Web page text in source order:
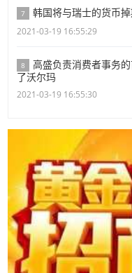
7 韩国将与瑞士的货币
2021-03-19 16:55:29
8
高盛负责消费者事务
了沃尔玛
2021-03-19 16:55:30